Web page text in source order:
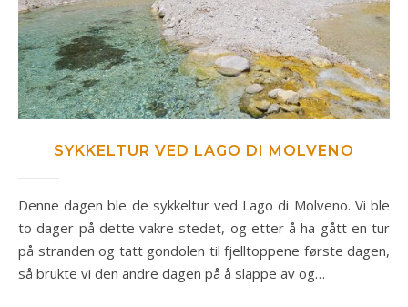
SYKKELTUR VED LAGO DI MOLVENO
Denne dagen ble de sykkeltur ved Lago di Molveno. Vi ble
to dager på dette vakre stedet, og etter å ha gått en tur
på stranden og tatt gondolen til fjelltoppene første dagen,
så brukte vi den andre dagen på å slappe av og…